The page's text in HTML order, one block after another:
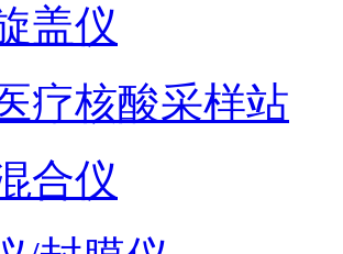
盖仪
疗核酸采样站
合仪